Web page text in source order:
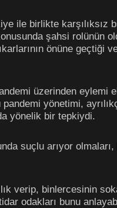
ile birlikte karşılıksız
şahsi rolünün
önüne geçtiği
üzerinden eylemi
yönetimi,
yönelik bir tepkiydi.
suçlu arıyor
verip, binlercesinin
odakları bunu